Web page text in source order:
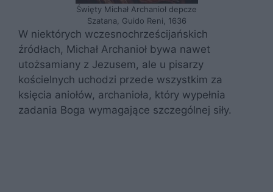
Święty Michał Archanioł depcze
Szatana, Guido Reni, 1636
W niektórych wczesnochrześcijańskich
źródłach, Michał Archanioł bywa nawet
utożsamiany z Jezusem, ale u pisarzy
kościelnych uchodzi przede wszystkim za
księcia aniołów, archanioła, który wypełnia
zadania Boga wymagające szczególnej siły.